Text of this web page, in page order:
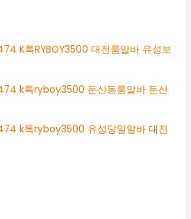
K톡RYBOY3500 대전룸알바 유성보
k톡ryboy3500 둔산동룸알바 둔산
k톡ryboy3500 유성당일알바 대전